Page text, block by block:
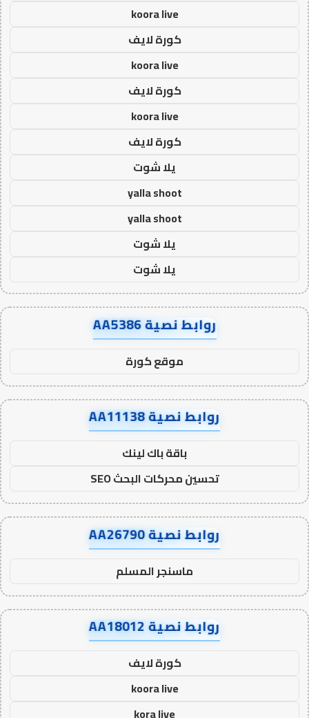
koora live
كورة لايف
koora live
كورة لايف
koora live
كورة لايف
يلا شوت
yalla shoot
yalla shoot
يلا شوت
يلا شوت
روابط نصية AA5386
موقع كورة
روابط نصية AA11138
باقة باك لينك
تحسين محركات البحث SEO
روابط نصية AA26790
ماسنجر المسلم
روابط نصية AA18012
كورة لايف
koora live